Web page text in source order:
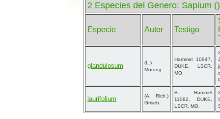
2 Especies del Genero: Sapium ()
Especie Autor Testigo
glandulosum
(L.)
Morong
Hammel 10947,
DUKE, LSCR,
MO.
laurifolium
(A. Rich.)
Griseb.
B. Hammel
11082, DUKE,
LSCR, MO.